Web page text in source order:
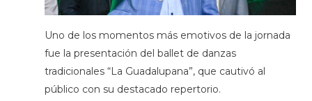
Uno de los momentos más emotivos de la jornada
fue la presentación del ballet de danzas
tradicionales “La Guadalupana”, que cautivó al
público con su destacado repertorio.